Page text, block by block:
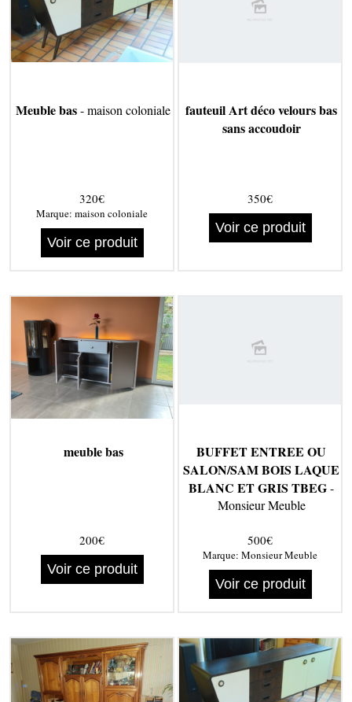
Meuble bas- maison coloniale
320€
Marque: maison coloniale
Voir ce produit
fauteuil Art déco velours bas
sans accoudoir
350€
Voir ce produit
meuble bas
200€
Voir ce produit
BUFFET ENTREE OU
SALON/SAM BOIS LAQUE
BLANC ET GRIS TBEG-
Monsieur Meuble
500€
Marque: Monsieur Meuble
Voir ce produit